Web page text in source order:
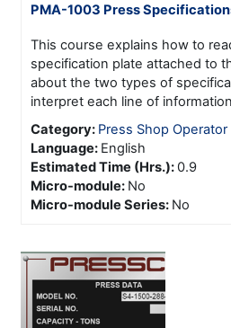
PMA-1003 Press
This course explains how to
specification plate attached to
about the two types of
interpret each line of
Category: Press Shop Operator
Language: English
Estimated Time (Hrs.):0.9
Micro-module: No
Micro-module Series: No